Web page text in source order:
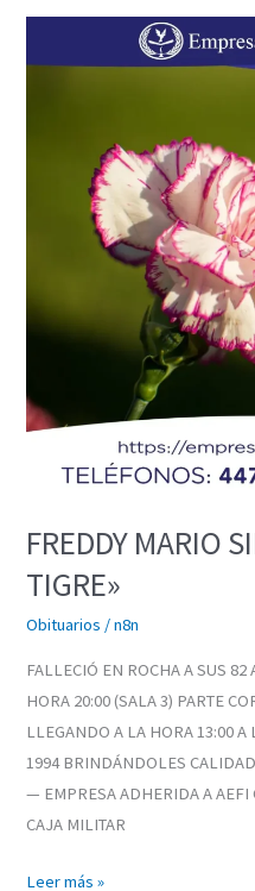
FREDDY MARIO
TIGRE»
Obituarios /n8n
FALLECIÓ EN ROCHA A SUS
HORA 20:00 (SALA 3) PARTE
LLEGANDO A LA HORA 13:00
1994 BRINDÁNDOLES
— EMPRESA ADHERIDA A AEFI
CAJA MILITAR
MARIO
Leer más »